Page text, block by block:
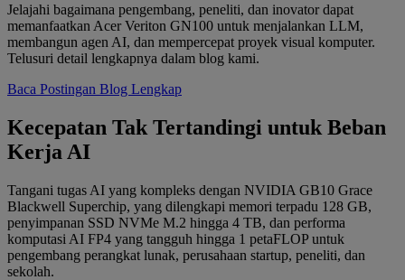
Jelajahi bagaimana pengembang, peneliti, dan inovator dapat
memanfaatkan Acer Veriton GN100 untuk menjalankan LLM,
membangun agen AI, dan mempercepat proyek visual komputer.
Telusuri detail lengkapnya dalam blog kami.
Baca Postingan Blog Lengkap
Kecepatan Tak Tertandingi untuk Beban
Kerja AI
Tangani tugas AI yang kompleks dengan NVIDIA GB10 Grace
Blackwell Superchip, yang dilengkapi memori terpadu 128 GB,
penyimpanan SSD NVMe M.2 hingga 4 TB, dan performa
komputasi AI FP4 yang tangguh hingga 1 petaFLOP untuk
pengembang perangkat lunak, perusahaan startup, peneliti, dan
sekolah.